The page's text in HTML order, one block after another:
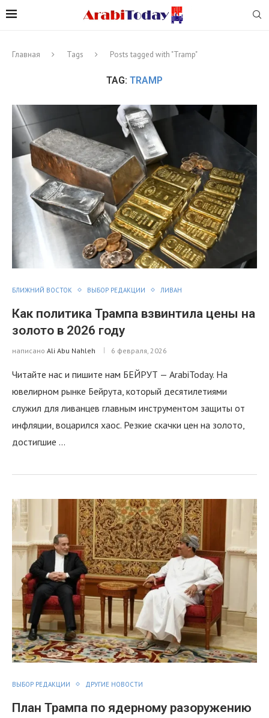
Главная Tags Posts tagged with "Tramp"
TAG: TRAMP
БЛИЖНИЙ ВОСТОК ВЫБОР РЕДАКЦИИ ЛИВАН
Как политика Трампа взвинтила цены на
золото в 2026 году
написано Ali Abu Nahleh 6 февраля, 2026
Читайте нас и пишите нам БЕЙРУТ — ArabiToday. На
ювелирном рынке Бейрута, который десятилетиями
служил для ливанцев главным инструментом защиты от
инфляции, воцарился хаос. Резкие скачки цен на золото,
достигшие …
ВЫБОР РЕДАКЦИИ ДРУГИЕ НОВОСТИ
План Трампа по ядерному разоружению